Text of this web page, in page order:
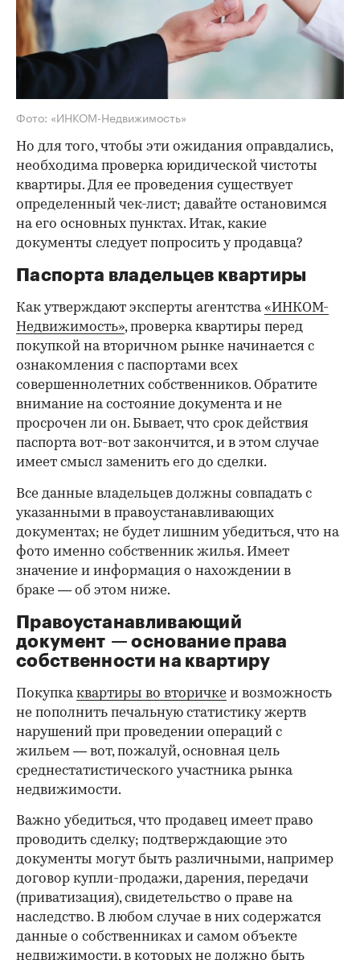
Фото: «ИНКОМ-Недвижимость»
Но для того, чтобы эти ожидания оправдались,
необходима проверка юридической чистоты
квартиры. Для ее проведения существует
определенный чек-лист; давайте остановимся
на его основных пунктах. Итак, какие
документы следует попросить у продавца?
Паспорта владельцев квартиры
Как утверждают эксперты агентства«ИНКОМ-
Недвижимость», проверка квартиры перед
покупкой на вторичном рынке начинается с
ознакомления с паспортами всех
совершеннолетних собственников. Обратите
внимание на состояние документа и не
просрочен ли он. Бывает, что срок действия
паспорта вот-вот закончится, и в этом случае
имеет смысл заменить его до сделки.
00:00 / 00:00
Все данные владельцев должны совпадать с
указанными в правоустанавливающих
документах; не будет лишним убедиться, что на
фото именно собственник жилья. Имеет
значение и информация о нахождении в
браке — об этом ниже.
Правоустанавливающий
документ — основание права
собственности на квартиру
Покупкаквартиры во вторичке и возможность
не пополнить печальную статистику жертв
нарушений при проведении операций с
жильем — вот, пожалуй, основная цель
среднестатистического участника рынка
недвижимости.
Важно убедиться, что продавец имеет право
проводить сделку; подтверждающие это
документы могут быть различными, например
договор купли-продажи, дарения, передачи
(приватизация), свидетельство о праве на
наследство. В любом случае в них содержатся
данные о собственниках и самом объекте
недвижимости, в которых не должно быть